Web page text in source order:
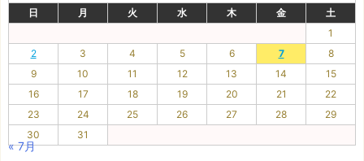
日
月 火 水 木 金
土
1
2
3 4 5 6 7
8
9
10 11 12 13 14
15
16
17 18 19 20 21
22
23
24 25 26 27 28
29
30
31
« 7月